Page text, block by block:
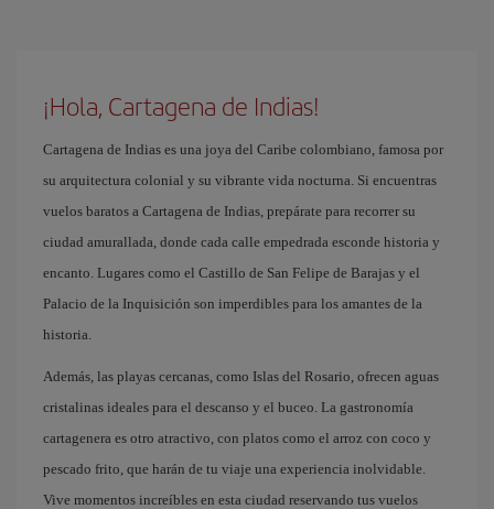
¡Hola, Cartagena de Indias!
Cartagena de Indias es una joya del Caribe colombiano, famosa por
su arquitectura colonial y su vibrante vida nocturna. Si encuentras
vuelos baratos a Cartagena de Indias, prepárate para recorrer su
ciudad amurallada, donde cada calle empedrada esconde historia y
encanto. Lugares como el Castillo de San Felipe de Barajas y el
Palacio de la Inquisición son imperdibles para los amantes de la
historia.
Además, las playas cercanas, como Islas del Rosario, ofrecen aguas
cristalinas ideales para el descanso y el buceo. La gastronomía
cartagenera es otro atractivo, con platos como el arroz con coco y
pescado frito, que harán de tu viaje una experiencia inolvidable.
Vive momentos increíbles en esta ciudad reservando tus vuelos